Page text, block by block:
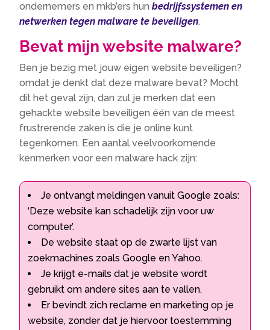
ondernemers en mkb’ers hunbedrijfssystemen en
netwerken tegen malware te beveiligen.
Bevat mijn website malware?
Ben je bezig met jouw eigen website beveiligen?
omdat je denkt dat deze malware bevat? Mocht
dit het geval zijn, dan zul je merken dat een
gehackte website beveiligen één van de meest
frustrerende zaken is die je online kunt
tegenkomen. Een aantal veelvoorkomende
kenmerken voor een malware hack zijn:
Je ontvangt meldingen vanuit Google zoals:
‘Deze website kan schadelijk zijn voor uw
computer’.
De website staat op de zwarte lijst van
zoekmachines zoals Google en Yahoo.
Je krijgt e-mails dat je website wordt
gebruikt om andere sites aan te vallen.
Er bevindt zich reclame en marketing op je
website, zonder dat je hiervoor toestemming